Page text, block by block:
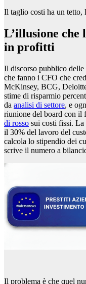
Il taglio costi ha un tetto,
L’illusione
in profitti
Il discorso pubblico delle
che fanno i CFO che
McKinsey, BCG,
stime di risparmio
da analisi di settore, e
riunione del board con il
di rosso sui costi fissi. La
il 30% del lavoro del
calcola lo stipendio dei
scrive il numero a
Il problema è che quel